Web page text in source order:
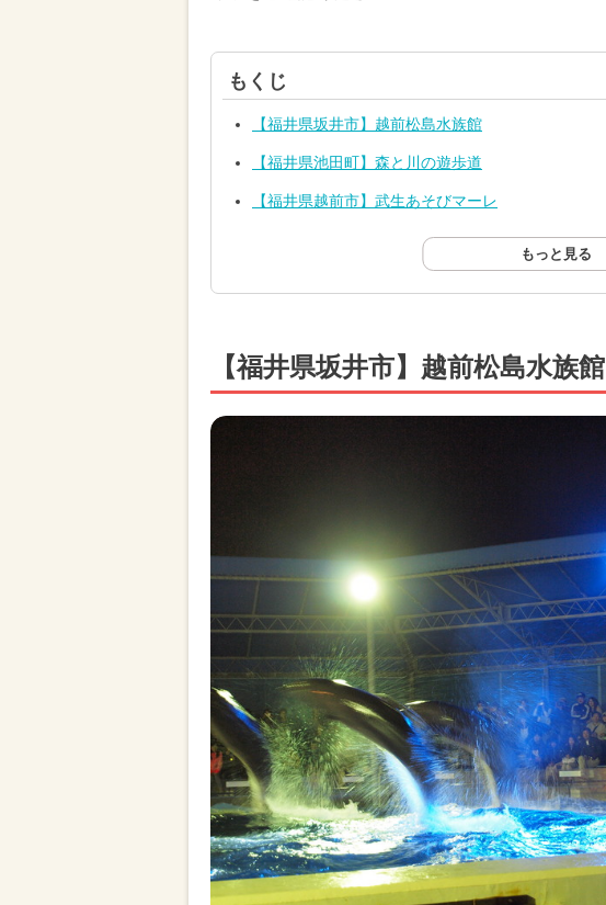
もくじ
【福井県坂井市】越前松島水族館
【福井県池田町】森と川の遊歩道
【福井県越前市】武生あそびマーレ
もっと見る
【福井県坂井市】越前松島水族館